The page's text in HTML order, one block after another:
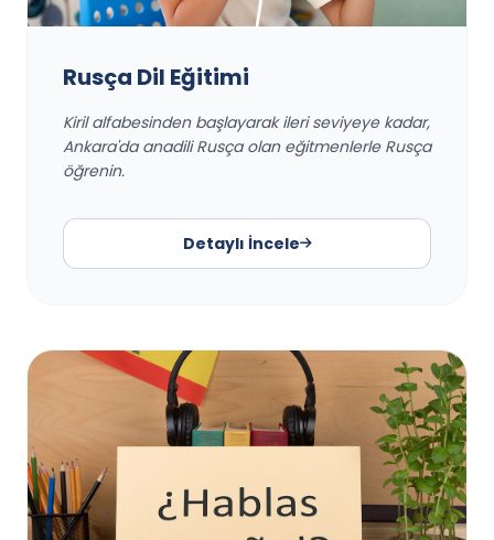
Rusça Dil Eğitimi
Kiril alfabesinden başlayarak ileri seviyeye kadar,
Ankara'da anadili Rusça olan eğitmenlerle Rusça
öğrenin.
Detaylı İncele